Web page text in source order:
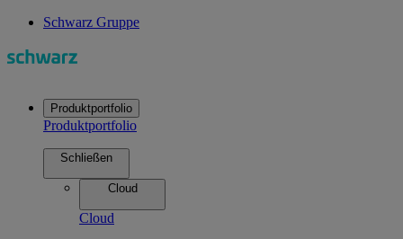
Schwarz Gruppe
Produktportfolio
Produktportfolio
Schließen
Cloud
Cloud